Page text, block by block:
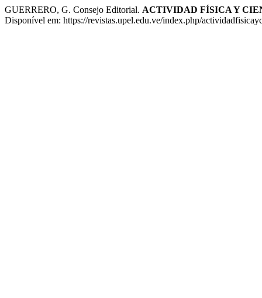
GUERRERO, G. Consejo Editorial. ACTIVIDAD FÍSICA Y
Disponível em: https://revistas.upel.edu.ve/index.php/